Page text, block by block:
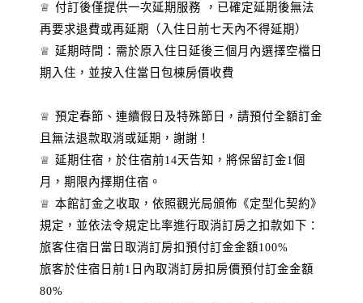
♕ 付訂後僅提供一次延期服務 ，已確定延期後無法
再要求退費或再延期（入住日前七天內不得延期）
♕ 延期時間：需於原入住日延後三個月內選擇空檔日
期入住，並按入住當日包棟房價收費
♕ 預定春節、連續假日及特殊節日，請預付全額訂金
且無法退款取消或延期，謝謝！
♕ 延期住宿，於住宿前14天告知，將保留訂金1個
月，期限內擇期住宿。
♕ 本館訂金之收取，依照觀光局頒佈《定型化契約》
規定，並依法令規定比率進行取消訂房之扣款如下：
旅客住宿日當日取消訂房扣預付訂金金額100%
旅客於住宿日前1日內取消訂房扣房價預付訂金金額
80%